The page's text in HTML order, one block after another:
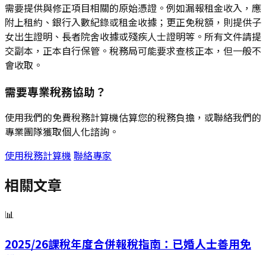
需要提供與修正項目相關的原始憑證。例如漏報租金收入，應
附上租約、銀行入數紀錄或租金收據；更正免稅額，則提供子
女出生證明、長者院舍收據或殘疾人士證明等。所有文件請提
交副本，正本自行保管。稅務局可能要求查核正本，但一般不
會收取。
需要專業稅務協助？
使用我們的免費稅務計算機估算您的稅務負擔，或聯絡我們的
專業團隊獲取個人化諮詢。
使用稅務計算機 聯絡專家
相關文章
📊
2025/26課稅年度合併報稅指南：已婚人士善用免